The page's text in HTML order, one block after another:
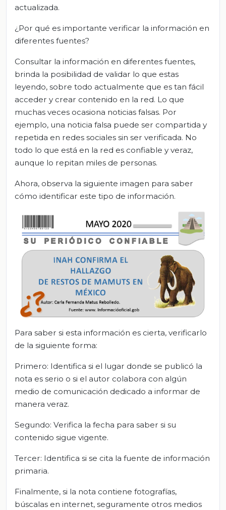
actualizada.
¿Por qué es importante verificar la información en
diferentes fuentes?
Consultar la información en diferentes fuentes,
brinda la posibilidad de validar lo que estas
leyendo, sobre todo actualmente que es tan fácil
acceder y crear contenido en la red. Lo que
muchas veces ocasiona noticias falsas. Por
ejemplo, una noticia falsa puede ser compartida y
repetida en redes sociales sin ser verificada. No
todo lo que está en la red es confiable y veraz,
aunque lo repitan miles de personas.
Ahora, observa la siguiente imagen para saber
cómo identificar este tipo de información.
Para saber si esta información es cierta, verificarlo
de la siguiente forma:
Primero: Identifica si el lugar donde se publicó la
nota es serio o si el autor colabora con algún
medio de comunicación dedicado a informar de
manera veraz.
Segundo: Verifica la fecha para saber si su
contenido sigue vigente.
Tercer: Identifica si se cita la fuente de información
primaria.
Finalmente, si la nota contiene fotografías,
búscalas en internet, seguramente otros medios